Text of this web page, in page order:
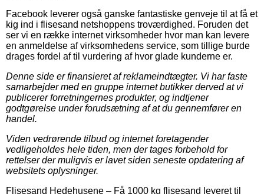
Facebook leverer også ganske fantastiske genveje til at få et
kig ind i flisesand netshoppens troværdighed. Foruden det
ser vi en række internet virksomheder hvor man kan levere
en anmeldelse af virksomhedens service, som tillige burde
drages fordel af til vurdering af hvor glade kunderne er.
Denne side er finansieret af reklameindtægter. Vi har faste
samarbejder med en gruppe internet butikker derved at vi
publicerer forretningernes produkter, og indtjener
godtgørelse under forudsætning af at du gennemfører en
handel.
Viden vedrørende tilbud og internet foretagender
vedligeholdes hele tiden, men der tages forbehold for
rettelser der muligvis er lavet siden seneste opdatering af
websitets oplysninger.
Flisesand Hedehusene – Få 1000 kg flisesand leveret til